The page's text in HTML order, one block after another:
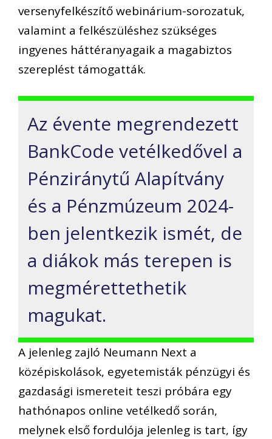
versenyfelkészítő webinárium-sorozatuk,
valamint a felkészüléshez szükséges
ingyenes háttéranyagaik a magabiztos
szereplést támogatták.
Az évente megrendezett
BankCode vetélkedővel a
Pénziránytű Alapítvány
és a Pénzmúzeum 2024-
ben jelentkezik ismét, de
a diákok más terepen is
megmérettethetik
magukat.
A jelenleg zajló Neumann Next a
középiskolások, egyetemisták pénzügyi és
gazdasági ismereteit teszi próbára egy
hathónapos online vetélkedő során,
melynek első fordulója jelenleg is tart, így